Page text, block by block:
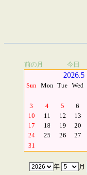
前の月 今日
2026.5
Sun Mon Tue Wed
3
4 5 6
10
11 12 13
17
18 19 20
24
25 26 27
31
年 月